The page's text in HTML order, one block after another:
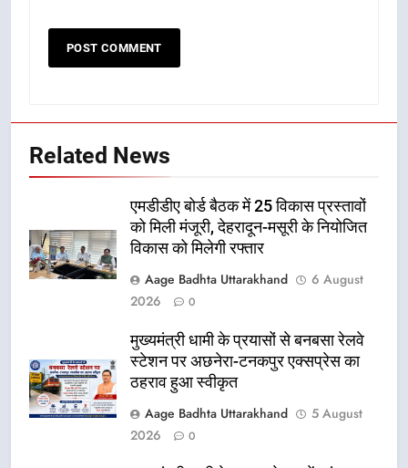
Related News
एमडीडीए बोर्ड बैठक में 25 विकास प्रस्तावों
को मिली मंजूरी, देहरादून-मसूरी के नियोजित
विकास को मिलेगी रफ्तार
Aage Badhta Uttarakhand
6 August
2026
0
मुख्यमंत्री धामी के प्रयासों से बनबसा रेलवे
स्टेशन पर अछनेरा-टनकपुर एक्सप्रेस का
ठहराव हुआ स्वीकृत
Aage Badhta Uttarakhand
5 August
2026
0